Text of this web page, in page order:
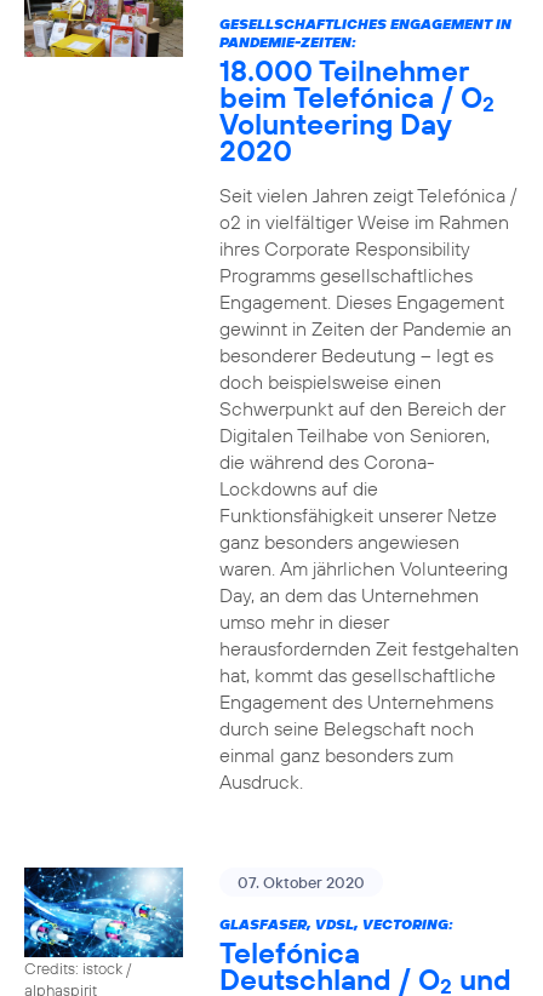
GESELLSCHAFTLICHES ENGAGEMENT IN
PANDEMIE-ZEITEN:
18.000 Teilnehmer
beim Telefónica / O2
Volunteering Day
2020
Seit vielen Jahren zeigt Telefónica /
o2 in vielfältiger Weise im Rahmen
ihres Corporate Responsibility
Programms gesellschaftliches
Engagement. Dieses Engagement
gewinnt in Zeiten der Pandemie an
besonderer Bedeutung – legt es
doch beispielsweise einen
Schwerpunkt auf den Bereich der
Digitalen Teilhabe von Senioren,
die während des Corona-
Lockdowns auf die
Funktionsfähigkeit unserer Netze
ganz besonders angewiesen
waren. Am jährlichen Volunteering
Day, an dem das Unternehmen
umso mehr in dieser
herausfordernden Zeit festgehalten
hat, kommt das gesellschaftliche
Engagement des Unternehmens
durch seine Belegschaft noch
einmal ganz besonders zum
Ausdruck.
Credits: istock /
alphaspirit
07. Oktober 2020
GLASFASER, VDSL, VECTORING:
Telefónica
Deutschland / O2 und